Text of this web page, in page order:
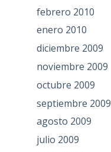
febrero 2010
enero 2010
diciembre 2009
noviembre 2009
octubre 2009
septiembre 2009
agosto 2009
julio 2009